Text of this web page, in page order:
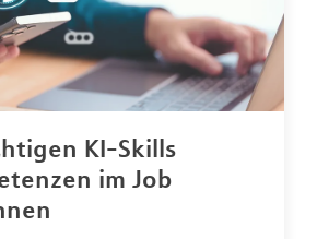
KI-Skills
im Job